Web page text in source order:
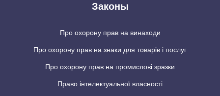
Законы
Про охорону прав на винаходи
Про охорону прав на знаки для товарів і послуг
Про охорону прав на промислові зразки
Право інтелектуальної власності